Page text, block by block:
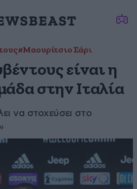
#Μαουρίτσιο Σάρι
είναι η
στην Ιταλία
να στοχεύσει στο